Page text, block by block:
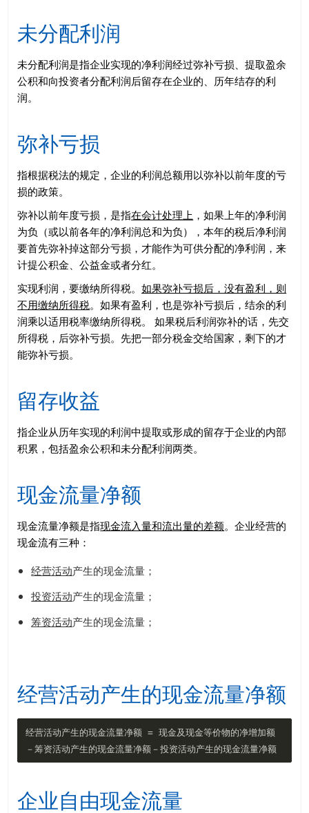
未分配利润
未分配利润是指企业实现的净利润经过弥补亏损、提取盈余
公积和向投资者分配利润后留存在企业的、历年结存的利
润。
弥补亏损
指根据税法的规定，企业的利润总额用以弥补以前年度的亏
损的政策。
弥补以前年度亏损，是指在会计处理上 ，如果上年的净利润
为负（或以前各年的净利润总和为负），本年的税后净利润
要首先弥补掉这部分亏损，才能作为可供分配的净利润，来
计提公积金、公益金或者分红。
实现利润，要缴纳所得税。如果弥补亏损后，没有盈利，则
不用缴纳所得税。如果有盈利，也是弥补亏损后，结余的利
润乘以适用税率缴纳所得税。 如果税后利润弥补的话，先交
所得税，后弥补亏损。先把一部分税金交给国家，剩下的才
能弥补亏损。
留存收益
指企业从历年实现的利润中提取或形成的留存于企业的内部
积累，包括盈余公积和未分配利润两类。
现金流量净额
现金流量净额是指现金流入量和流出量的差额。企业经营的
现金流有三种：
经营活动产生的现金流量；
投资活动产生的现金流量；
筹资活动产生的现金流量；
经营活动产生的现金流量净额
经营活动产生的现金流量净额 = 现金及现金等价物的净增加额
企业自由现金流量